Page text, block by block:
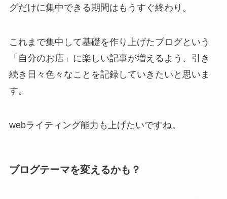
グだけに集中できる期間はもうすぐ終わり。
これまで集中して基礎を作り上げたブログという
「自分のお店」に楽しい記事が増えるよう、引き
続き日々色々なことを記録していきたいと思いま
す。
webライティング能力も上げたいですね。
ブログテーマを変えるかも？